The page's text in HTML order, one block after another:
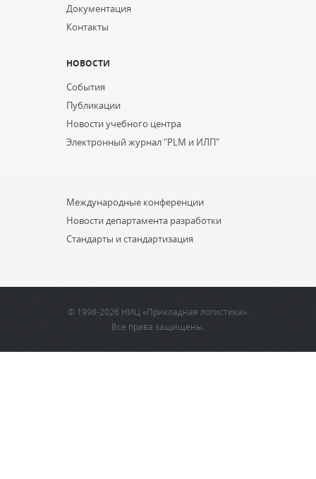
Документация
Контакты
НОВОСТИ
События
Публикации
Новости учебного центра
Электронный журнал "PLM и ИЛП"
Международные конференции
Новости департамента разработки
Стандарты и стандартизация
© 1998-2026 НИЦ «Прикладная логистика».
Все права защищены.